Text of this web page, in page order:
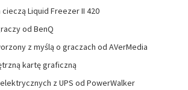
Liquid Freezer II 420
od BenQ
z myślą o graczach od AVerMedia
kartę graficzną
z UPS od PowerWalker